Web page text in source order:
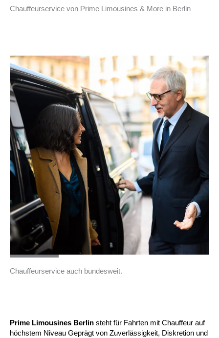
Chauffeurservice von Prime Limousines & More in Berlin
Chauffeurservice auch bundesweit.
Prime Limousines Berlin steht für Fahrten mit Chauffeur auf
höchstem Niveau Geprägt von Zuverlässigkeit, Diskretion und